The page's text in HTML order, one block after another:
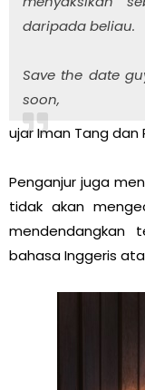
daripada beliau.
Save the date
soon,
ujar Iman Tang dan
Penganjur juga
tidak akan
bahasa Inggeris